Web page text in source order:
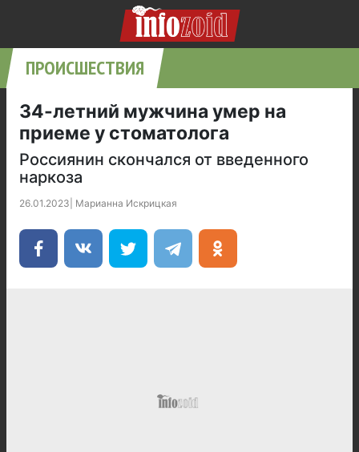
ПРОИСШЕСТВИЯ
34-летний мужчина умер на
приеме у стоматолога
Россиянин скончался от введенного
наркоза
26.01.2023 Марианна Искрицкая